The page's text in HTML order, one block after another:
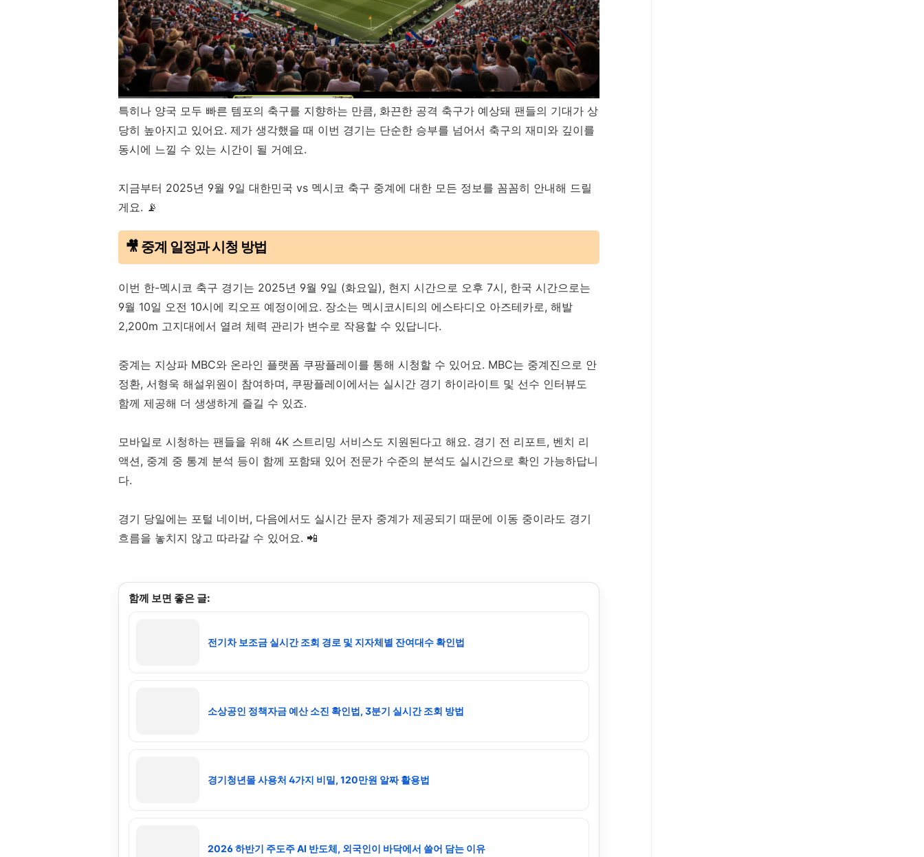
특히나 양국 모두 빠른 템포의 축구를 지향하는 만큼, 화끈한 공격 축구가 예상돼 팬들의 기대가 상
당히 높아지고 있어요. 제가 생각했을 때 이번 경기는 단순한 승부를 넘어서 축구의 재미와 깊이를
동시에 느낄 수 있는 시간이 될 거예요.
지금부터 2025년 9월 9일 대한민국 vs 멕시코 축구 중계에 대한 모든 정보를 꼼꼼히 안내해 드릴
게요. 📡
🎥 중계 일정과 시청 방법
이번 한-멕시코 축구 경기는 2025년 9월 9일 (화요일), 현지 시간으로 오후 7시, 한국 시간으로는
9월 10일 오전 10시에 킥오프 예정이에요. 장소는 멕시코시티의 에스타디오 아즈테카로, 해발
2,200m 고지대에서 열려 체력 관리가 변수로 작용할 수 있답니다.
중계는 지상파 MBC와 온라인 플랫폼 쿠팡플레이를 통해 시청할 수 있어요. MBC는 중계진으로 안
정환, 서형욱 해설위원이 참여하며, 쿠팡플레이에서는 실시간 경기 하이라이트 및 선수 인터뷰도
함께 제공해 더 생생하게 즐길 수 있죠.
모바일로 시청하는 팬들을 위해 4K 스트리밍 서비스도 지원된다고 해요. 경기 전 리포트, 벤치 리
액션, 중계 중 통계 분석 등이 함께 포함돼 있어 전문가 수준의 분석도 실시간으로 확인 가능하답니
다.
경기 당일에는 포털 네이버, 다음에서도 실시간 문자 중계가 제공되기 때문에 이동 중이라도 경기
흐름을 놓치지 않고 따라갈 수 있어요. 📲
함께 보면 좋은 글:
전기차 보조금 실시간 조회 경로 및 지자체별 잔여대수 확인법
소상공인 정책자금 예산 소진 확인법, 3분기 실시간 조회 방법
경기청년몰 사용처 4가지 비밀, 120만원 알짜 활용법
2026 하반기 주도주 AI 반도체, 외국인이 바닥에서 쓸어 담는 이유